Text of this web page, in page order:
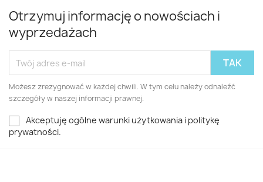
Otrzymuj informację o nowościach i
wyprzedażach
Możesz zrezygnować w każdej chwili. W tym celu należy odnaleźć
szczegóły w naszej informacji prawnej.
Akceptuję ogólne warunki użytkowania i politykę
prywatności.